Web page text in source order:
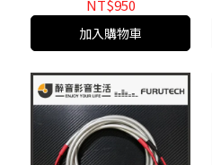
NT$950
加入購物車